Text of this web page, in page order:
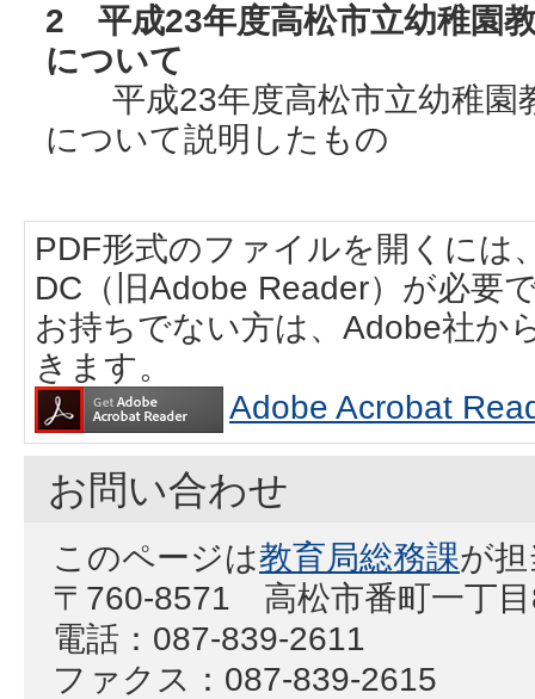
2 平成23年度高松市立幼稚園
について
平成23年度高松市立幼稚園
について説明したもの
PDF形式のファイルを開くには
DC（旧Adobe Reader）が必要
お持ちでない方は、Adobe社か
きます。
Adobe Acrobat
お問い合わせ
このページは教育局総務課が
〒760-8571 高松市番町一丁
電話：087-839-2611
ファクス：087-839-2615